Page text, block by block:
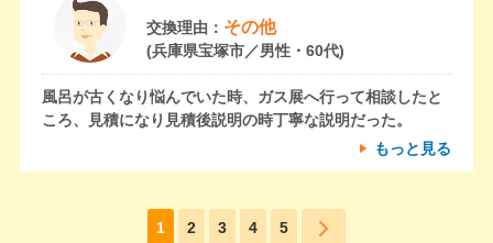
交換理由： その他
(兵庫県宝塚市／男性・60代)
風呂が古くなり悩んでいた時、ガス展へ行って相談したと
ころ、見積になり見積後説明の時丁寧な説明だった。
もっと見る
1 2 3 4 5